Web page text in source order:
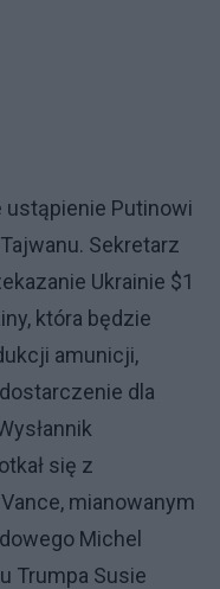
Putinowi
Sekretarz
Ukrainie $1
która będzie
amunicji,
dla
się z
mianowanym
Michel
Trumpa Susie